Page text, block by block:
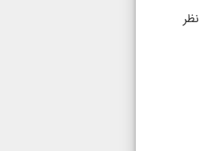
نظر